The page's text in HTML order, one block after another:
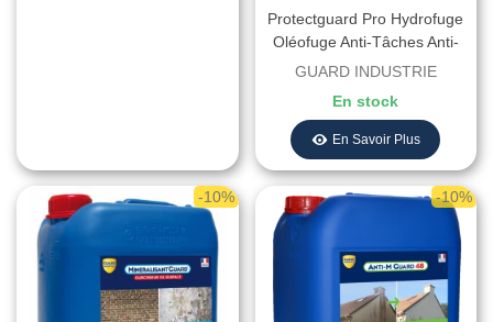
Protectguard Pro Hydrofuge
Oléofuge Anti-Tâches Anti-
Graffitis Intérieur Extérieur
GUARD INDUSTRIE
En stock
En Savoir Plus
-10% -10%